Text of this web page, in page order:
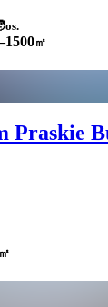
㎡
Praskie
㎡